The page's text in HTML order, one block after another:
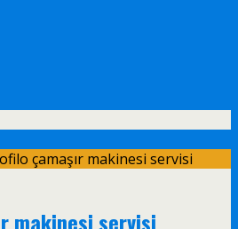
çamaşır makinesi servisi
makinesi servisi